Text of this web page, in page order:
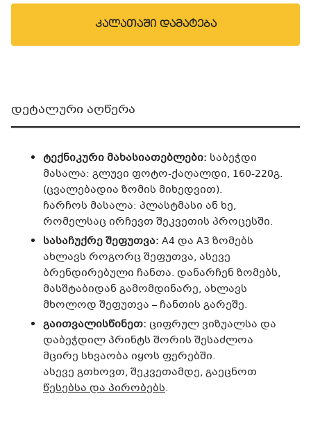
კალათაში დამატება
დეტალური აღწერა
ტექნიკური მახასიათებლები: საბეჭდი
მასალა: გლუვი ფოტო-ქაღალდი, 160-220გ.
(ცვალებადია ზომის მიხედვით).
ჩარჩოს მასალა: პლასტმასი ან ხე,
რომელსაც ირჩევთ შეკვეთის პროცესში.
სასაჩუქრე შეფუთვა: A4 და A3 ზომებს
ახლავს როგორც შეფუთვა, ასევე
ბრენდირებული ჩანთა. დანარჩენ ზომებს,
მასშტაბიდან გამომდინარე, ახლავს
მხოლოდ შეფუთვა – ჩანთის გარეშე.
გაითვალისწინეთ: ციფრულ ვიზუალსა და
დაბეჭდილ პრინტს შორის შესაძლოა
მცირე სხვაობა იყოს ფერებში.
ასევე გთხოვთ, შეკვეთამდე, გაეცნოთ
წესებსა და პირობებს.